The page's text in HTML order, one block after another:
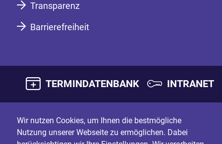
Transparenz
Barrierefreiheit
TERMINDATENBANK INTRANET
Wir nutzen Cookies, um Ihnen die bestmögliche
Nutzung unserer Webseite zu ermöglichen. Dabei